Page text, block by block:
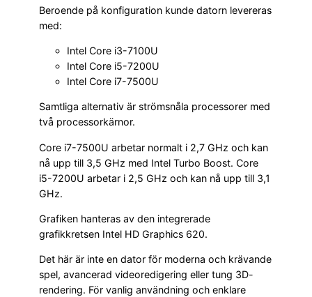
Beroende på konfiguration kunde datorn levereras
med:
Intel Core i3-7100U
Intel Core i5-7200U
Intel Core i7-7500U
Samtliga alternativ är strömsnåla processorer med
två processorkärnor.
Core i7-7500U arbetar normalt i 2,7 GHz och kan
nå upp till 3,5 GHz med Intel Turbo Boost. Core
i5-7200U arbetar i 2,5 GHz och kan nå upp till 3,1
GHz.
Grafiken hanteras av den integrerade
grafikkretsen Intel HD Graphics 620.
Det här är inte en dator för moderna och krävande
spel, avancerad videoredigering eller tung 3D-
rendering. För vanlig användning och enklare